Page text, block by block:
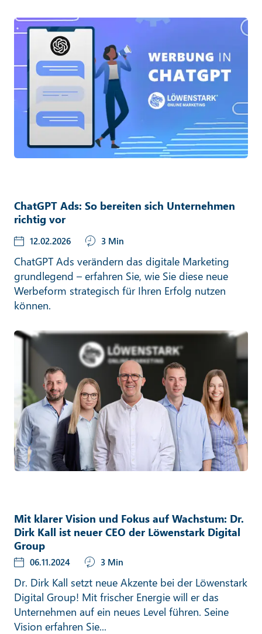
ChatGPT Ads: So bereiten sich Unternehmen
richtig vor
12.02.2026 3 Min
ChatGPT Ads verändern das digitale Marketing
grundlegend – erfahren Sie, wie Sie diese neue
Werbeform strategisch für Ihren Erfolg nutzen
können.
Mit klarer Vision und Fokus auf Wachstum: Dr.
Dirk Kall ist neuer CEO der Löwenstark Digital
Group
06.11.2024 3 Min
Dr. Dirk Kall setzt neue Akzente bei der Löwenstark
Digital Group! Mit frischer Energie will er das
Unternehmen auf ein neues Level führen. Seine
Vision erfahren Sie...